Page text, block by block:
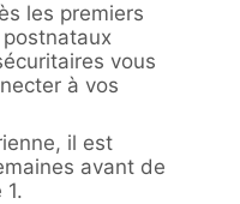
les premiers
vous
à vos
il est
avant de